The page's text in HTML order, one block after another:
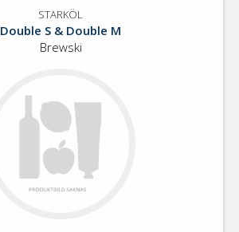
STARKÖL
Double S & Double M
Brewski